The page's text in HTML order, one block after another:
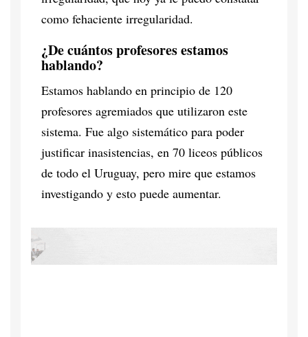
como fehaciente irregularidad.
¿De cuántos profesores estamos
hablando?
Estamos hablando en principio de 120
profesores agremiados que utilizaron este
sistema. Fue algo sistemático para poder
justificar inasistencias, en 70 liceos públicos
de todo el Uruguay, pero mire que estamos
investigando y esto puede aumentar.